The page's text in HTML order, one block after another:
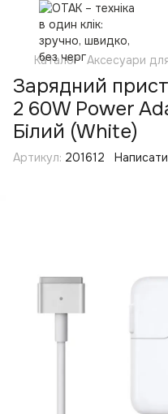
Каталог Аксесуари
Зарядний
2 60W Power
Білий (White)
Артикул: 201612 Написати